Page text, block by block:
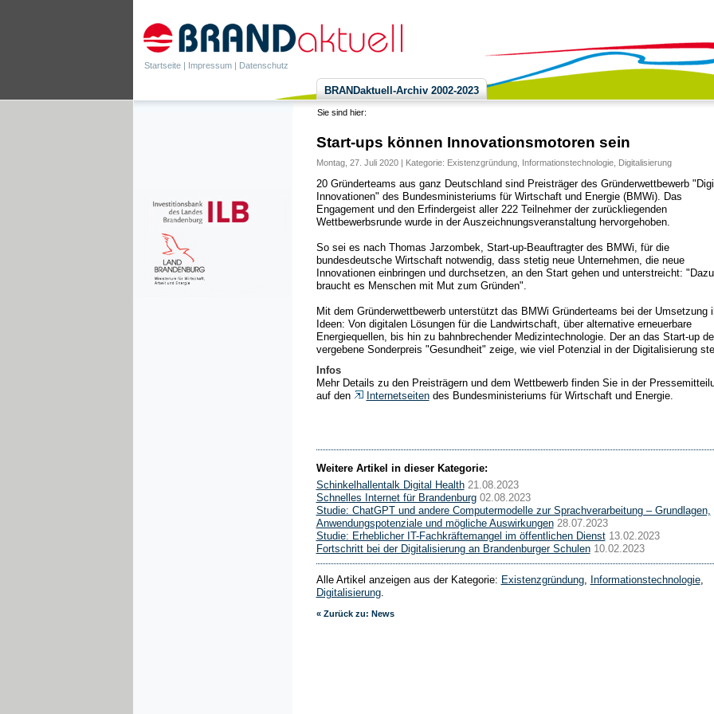
Startseite | Impressum | Datenschutz
BRANDaktuell-Archiv 2002-2023
Sie sind hier:
Start-ups können Innovationsmotoren sein
Montag, 27. Juli 2020 | Kategorie: Existenzgründung, Informationstechnologie, Digitalisierung
20 Gründerteams aus ganz Deutschland sind Preisträger des Gründerwettbewerb
Innovationen" des Bundesministeriums für Wirtschaft und Energie (BMWi). Das
Engagement und den Erfindergeist aller 222 Teilnehmer der zurückliegenden
Wettbewerbsrunde wurde in der Auszeichnungsveranstaltung hervorgehoben.
So sei es nach Thomas Jarzombek, Start-up-Beauftragter des BMWi, für die
bundesdeutsche Wirtschaft notwendig, dass stetig neue Unternehmen, die neue
Innovationen einbringen und durchsetzen, an den Start gehen und unterstreicht: "Dazu
braucht es Menschen mit Mut zum Gründen".
Mit dem Gründerwettbewerb unterstützt das BMWi Gründerteams bei der Umsetzung
Ideen: Von digitalen Lösungen für die Landwirtschaft, über alternative erneuerbare
Energiequellen, bis hin zu bahnbrechender Medizintechnologie. Der an das Start-up
vergebene Sonderpreis "Gesundheit" zeige, wie viel Potenzial in der Digitalisierung
Infos
Mehr Details zu den Preisträgern und dem Wettbewerb finden Sie in der
auf den
Internetseitendes Bundesministeriums für Wirtschaft und Energie.
Weitere Artikel in dieser Kategorie:
Schinkelhallentalk Digital Health 21.08.2023
Schnelles Internet für Brandenburg 02.08.2023
Studie: ChatGPT und andere Computermodelle zur Sprachverarbeitung – Grundlagen,
Anwendungspotenziale und mögliche Auswirkungen 28.07.2023
Studie: Erheblicher IT-Fachkräftemangel im öffentlichen Dienst 13.02.2023
Fortschritt bei der Digitalisierung an Brandenburger Schulen 10.02.2023
Alle Artikel anzeigen aus der Kategorie: Existenzgründung, Informationstechnologie,
Digitalisierung.
« Zurück zu: News